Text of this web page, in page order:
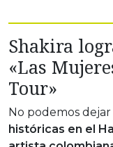
Shakira
«Las
Tour»
No podemos
históricas en el